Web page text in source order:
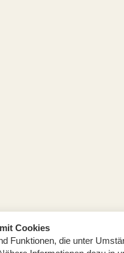
Cookies
Funktionen, die unter